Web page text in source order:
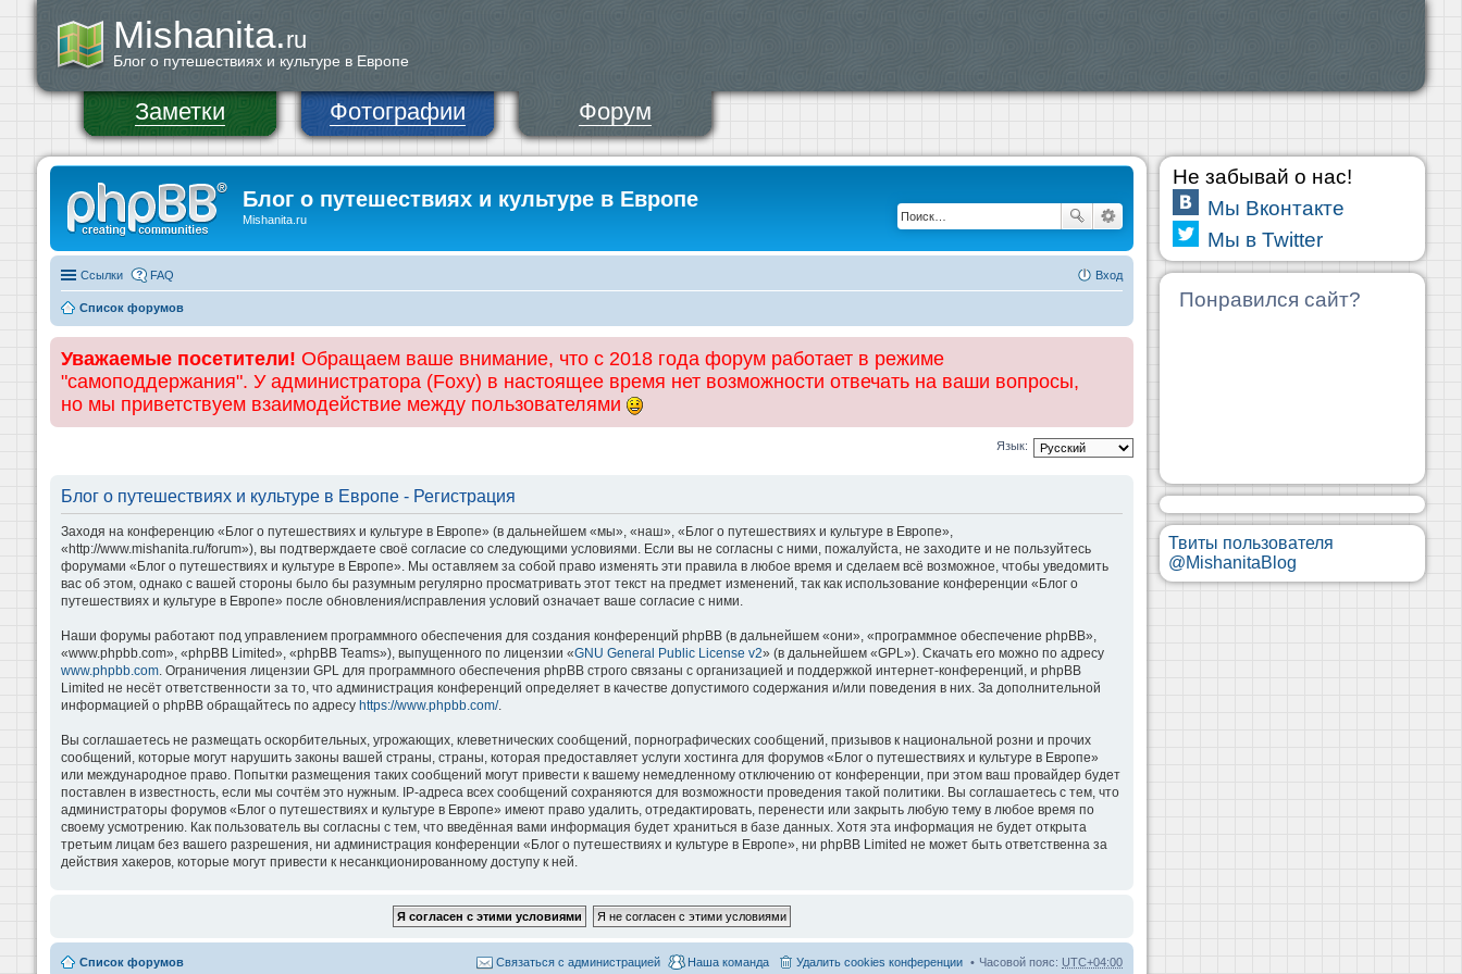
Mishanita.ru
Блог о путешествиях и культуре в Европе
Заметки Фотографии Форум
Блог о путешествиях и культуре в Европе
Mishanita.ru
Ссылки FAQ Вход
Список форумов
Уважаемые посетители! Обращаем ваше внимание, что с 2018 года форум работает в режиме
"самоподдержания". У администратора (Foxy) в настоящее время нет возможности отвечать на ваши вопросы,
но мы приветствуем взаимодействие между пользователями
Язык:
Блог о путешествиях и культуре в Европе - Регистрация
Заходя на конференцию «Блог о путешествиях и культуре в Европе» (в дальнейшем «мы», «наш», «Блог о путешествиях и культуре в Европе»,
«http://www.mishanita.ru/forum»), вы подтверждаете своё согласие со следующими условиями. Если вы не согласны с ними, пожалуйста, не заходите и не пользуйтесь
форумами «Блог о путешествиях и культуре в Европе». Мы оставляем за собой право изменять эти правила в любое время и сделаем всё возможное, чтобы уведомить
вас об этом, однако с вашей стороны было бы разумным регулярно просматривать этот текст на предмет изменений, так как использование конференции «Блог о
путешествиях и культуре в Европе» после обновления/исправления условий означает ваше согласие с ними.
Наши форумы работают под управлением программного обеспечения для создания конференций phpBB (в дальнейшем «они», «программное обеспечение phpBB»,
«www.phpbb.com», «phpBB Limited», «phpBB Teams»), выпущенного по лицензии «GNU General Public License v2» (в дальнейшем «GPL»). Скачать его можно по адресу
www.phpbb.com. Ограничения лицензии GPL для программного обеспечения phpBB строго связаны с организацией и поддержкой интернет-конференций, и phpBB
Limited не несёт ответственности за то, что администрация конференций определяет в качестве допустимого содержания и/или поведения в них. За дополнительной
информацией о phpBB обращайтесь по адресу https://www.phpbb.com/.
Вы соглашаетесь не размещать оскорбительных, угрожающих, клеветнических сообщений, порнографических сообщений, призывов к национальной розни и прочих
сообщений, которые могут нарушить законы вашей страны, страны, которая предоставляет услуги хостинга для форумов «Блог о путешествиях и культуре в Европе»
или международное право. Попытки размещения таких сообщений могут привести к вашему немедленному отключению от конференции, при этом ваш провайдер будет
поставлен в известность, если мы сочтём это нужным. IP-адреса всех сообщений сохраняются для возможности проведения такой политики. Вы соглашаетесь с тем, что
администраторы форумов «Блог о путешествиях и культуре в Европе» имеют право удалить, отредактировать, перенести или закрыть любую тему в любое время по
своему усмотрению. Как пользователь вы согласны с тем, что введённая вами информация будет храниться в базе данных. Хотя эта информация не будет открыта
третьим лицам без вашего разрешения, ни администрация конференции «Блог о путешествиях и культуре в Европе», ни phpBB Limited не может быть ответственна за
действия хакеров, которые могут привести к несанкционированному доступу к ней.
Список форумов Часовой пояс: UTC+04:00
Удалить cookies конференции
Наша команда
Связаться с администрацией
Не забывай о нас!
Мы Вконтакте
Мы в Twitter
Понравился сайт?
Твиты пользователя
@MishanitaBlog